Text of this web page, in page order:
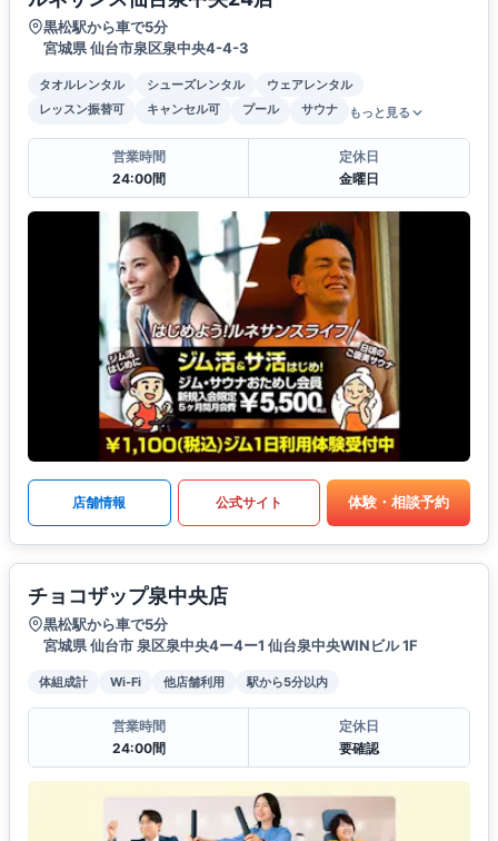
黒松駅から車で5分
宮城県 仙台市泉区泉中央4-4-3
タオルレンタル シューズレンタル
ウェアレンタル
レッスン振替可
キャンセル可 プール サウナ もっと見る
営業時間
24:00間
定休日
金曜日
店舗情報 公式サイト 体験・相談予約
チョコザップ泉中央店
黒松駅から車で5分
宮城県 仙台市 泉区泉中央4ー4ー1 仙台泉中央WINビル 1F
体組成計 Wi-Fi 他店舗利用 駅から5分以内
営業時間
24:00間
定休日
要確認